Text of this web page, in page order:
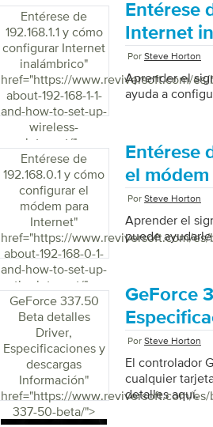
Entérese de
192.168.1.1 y cómo
configurar Internet
inalámbrico"
href="https://www.reviversoft.com/
about-192-168-1-1-
and-how-to-set-up-
wireless-
internet/">
Entérese
Internet
Por Steve Horton
Aprender el
ayuda a
Entérese de
192.168.0.1 y cómo
configurar el
módem para
Internet"
href="https://www.reviversoft.com/
about-192-168-0-1-
and-how-to-set-up-
the-internet/">
Entérese
el
Por Steve Horton
Aprender el
puede
GeForce 337.50
Beta detalles
Driver,
Especificaciones y
descargas
Información"
href="https://www.reviversoft.com/
337-50-beta/">
GeForce
Por Steve Horton
El controlador
cualquier
detalles aquí.